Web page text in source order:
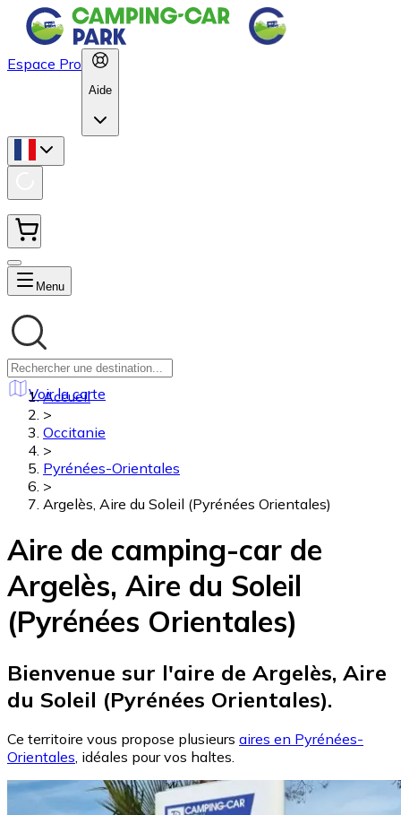
Espace Pro
Aide
Menu
Voir la carte
Accueil
>
Occitanie
>
Pyrénées-Orientales
>
Argelès, Aire du Soleil (Pyrénées Orientales)
Aire de camping-car de
Argelès, Aire du Soleil
(Pyrénées Orientales)
Bienvenue sur l'aire de Argelès, Aire
du Soleil (Pyrénées Orientales).
Ce territoire vous propose plusieurs aires en Pyrénées-
Orientales, idéales pour vos haltes.